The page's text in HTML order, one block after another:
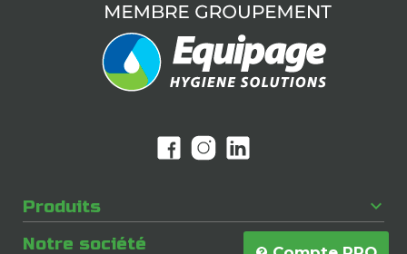
Produits 
Notre société 